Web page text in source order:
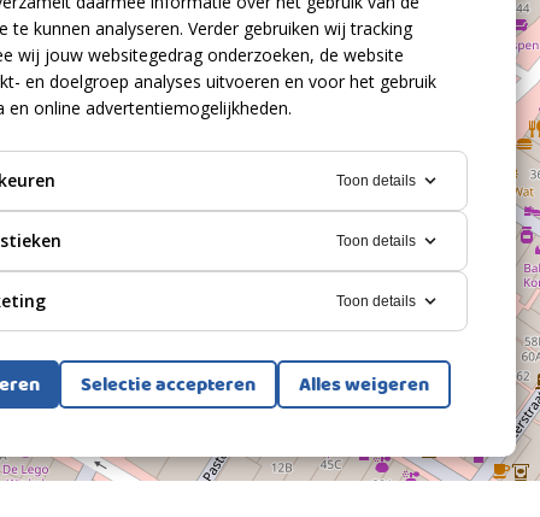
te kunnen analyseren. Verder gebruiken wij tracking
wij jouw websitegedrag onderzoeken, de website
en doelgroep analyses uitvoeren en voor het gebruik
en online advertentiemogelijkheden.
Toon details
Toon details
Toon details
Selectie accepteren Alles weigeren